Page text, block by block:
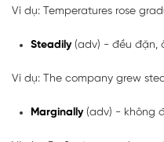
Ví dụ: Temperatures rose
Steadily(adv) - đều đặn,
Ví dụ: The company grew
Marginally(adv) - không